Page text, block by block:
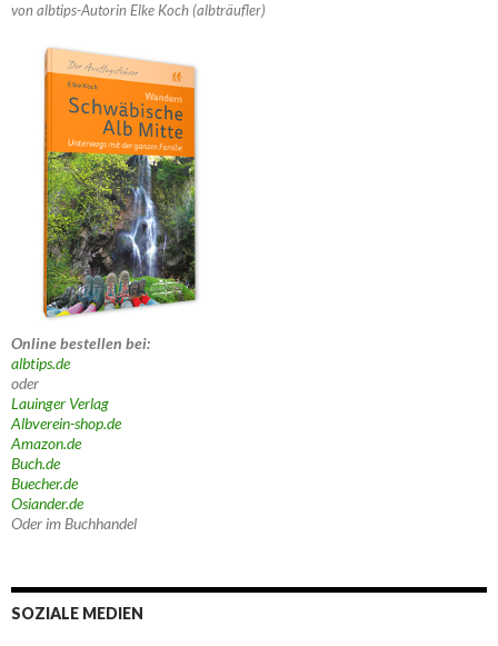
von albtips-Autorin Elke Koch (albträufler)
Online bestellen bei:
albtips.de
oder
Lauinger Verlag
Albverein-shop.de
Amazon.de
Buch.de
Buecher.de
Osiander.de
Oder im Buchhandel
SOZIALE MEDIEN